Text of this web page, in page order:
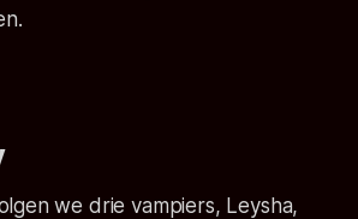
we drie vampiers, Leysha,